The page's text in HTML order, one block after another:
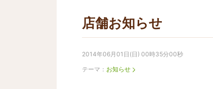
店舗お知らせ
2014年06月01日(日) 00時35分00秒
テーマ： お知らせ